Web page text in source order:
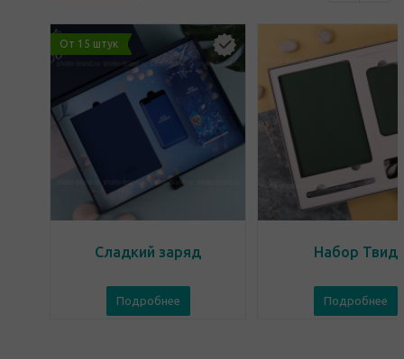
От 15 штук
Сладкий заряд
Подробнее
Набор Твид
Подробнее